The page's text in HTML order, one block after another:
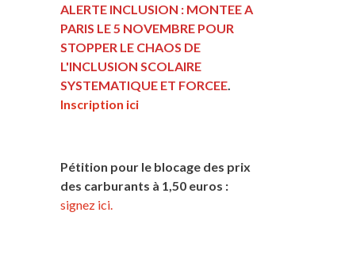
ALERTE INCLUSION : MONTEE A
PARIS LE 5 NOVEMBRE POUR
STOPPER LE CHAOS DE
L'INCLUSION SCOLAIRE
SYSTEMATIQUE ET FORCEE.
Inscription ici
Pétition pour le blocage des prix
des carburants à 1,50 euros :
signez ici.